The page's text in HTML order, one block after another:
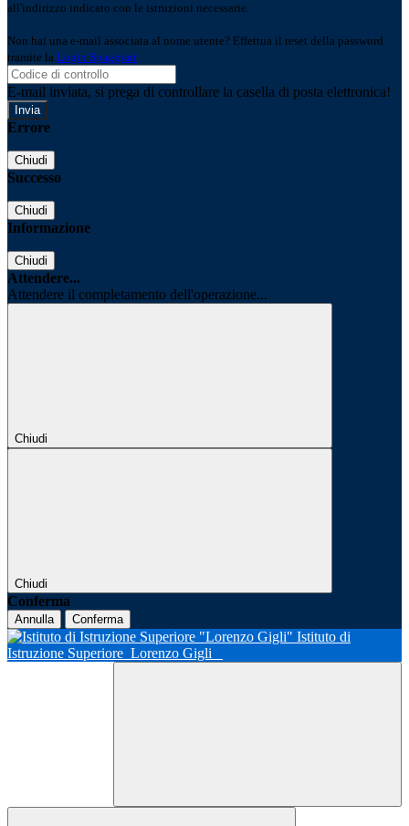
all'indirizzo indicato con le istruzioni necessarie.
Non hai una e-mail associata al nome utente? Effettua il reset della password
tramite la Login Spaggiari
E-mail inviata, si prega di controllare la casella di posta elettronica!
Errore
Chiudi
Successo
Chiudi
Informazione
Chiudi
Attendere...
Attendere il completamento dell'operazione...
Chiudi
Chiudi
Conferma
Annulla Conferma
Istituto di
Istruzione Superiore Lorenzo Gigli